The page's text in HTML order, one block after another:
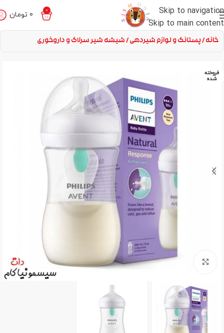
Skip to navigation
Skip to main content
0
0 تومان
خانه پستانک و لوازم شیردهی شیشه شیر سرلاک و داروخوری
فروخته
شده
برای بزرگنمایی کلیک کنید